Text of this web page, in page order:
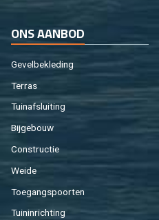
ONS AAN­BOD
Ge­vel­be­kle­ding
Ter­ras
Tuin­af­slui­ting
Bij­ge­bouw
Con­struc­tie
Weide
Toe­gangs­poor­ten
Tuin­in­rich­ting